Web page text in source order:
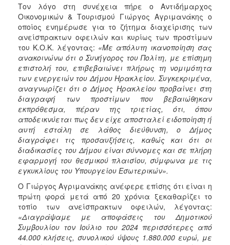
Τον λόγο στη συνέχεια πήρε ο Αντιδήμαρχος
Οικονομικών & Τουρισμού Γιώργος Αγριμανάκης ο
οποίος ενημέρωσε για το ζήτημα διαχείρισης των
ανείσπρακτων οφειλών και κυρίως των προστίμων
του Κ.Ο.Κ. λέγοντας: «Με απόλυτη ικανοποίηση σας
ανακοινώνω ότι ο Συνήγορος του Πολίτη, με επίσημη
επιστολή του, επιβεβαιώνει πλήρως τη νομιμότητα
των ενεργειών του Δήμου Ηρακλείου. Συγκεκριμένα,
αναγνωρίζει ότι ο Δήμος Ηρακλείου προβαίνει στη
διαγραφή των προστίμων που βεβαιώθηκαν
εκπρόθεσμα, πέραν της τριετίας, ότι, όπου
αποδεικνύεται πως δεν είχε αποσταλεί ειδοποίηση ή
αυτή εστάλη σε λάθος διεύθυνση, ο Δήμος
διαγράφει τις προσαυξήσεις, καθώς και ότι οι
διαδικασίες του Δήμου είναι σύννομες και σε πλήρη
εφαρμογή του θεσμικού πλαισίου, σύμφωνα με τις
εγκυκλίους του Υπουργείου Εσωτερικών».
Ο Γιώργος Αγριμανάκης ανέφερε επίσης ότι είναι η
πρώτη φορά μετά από 20 χρόνια ξεκαθαρίζει το
τοπίο των ανείσπρακτων οφειλών, λέγοντας:
«Διαγράψαμε με αποφάσεις του Δημοτικού
Συμβουλίου τον Ιούλιο του 2024 περισσότερες από
44.000 κλήσεις, συνολικού ύψους 1.880.000 ευρώ, με